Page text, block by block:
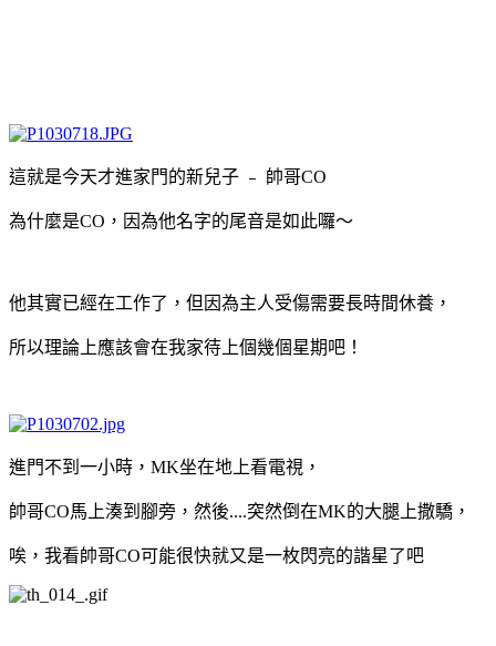
這就是今天才進家門的新兒子 ﹣ 帥哥CO
為什麼是CO，因為他名字的尾音是如此囉～
他其實已經在工作了，但因為主人受傷需要長時間休養，
所以理論上應該會在我家待上個幾個星期吧！
進門不到一小時，MK坐在地上看電視，
帥哥CO馬上湊到腳旁，然後....突然倒在MK的大腿上撒驕，
唉，我看帥哥CO可能很快就又是一枚閃亮的諧星了吧